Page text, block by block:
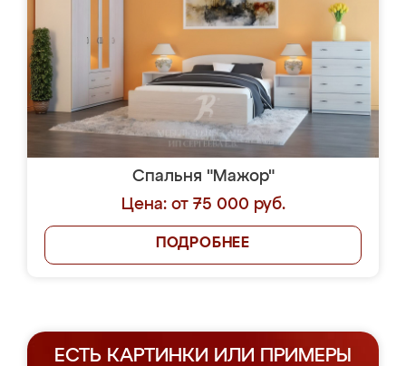
Спальня "Мажор"
Цена: от 75 000 руб.
ПОДРОБНЕЕ
ЕСТЬ КАРТИНКИ ИЛИ ПРИМЕРЫ